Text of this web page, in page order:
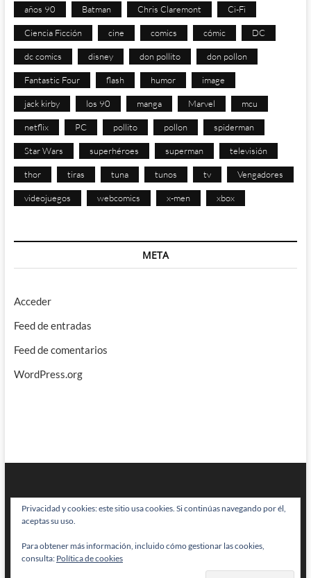
años 90 Batman Chris Claremont Ci-Fi
Ciencia Ficción cine comics cómic DC
dc comics disney don pollito don pollon
Fantastic Four flash humor image
jack kirby los 90 manga Marvel mcu
netflix PC pollito pollon spiderman
Star Wars superhéroes superman televisión
thor tiras tuna tunos tv Vengadores
videojuegos webcomics x-men xbox
META
Acceder
Feed de entradas
Feed de comentarios
WordPress.org
BRAINSTOMPING| Diseñado por:Theme Freesia|WordPress| © Todos
los derechos reservados
Privacidad y cookies: este sitio usa cookies. Si continúas navegando por él,
aceptas su uso.
Para obtener más información, incluido cómo gestionar las cookies,
consulta: Política de cookies